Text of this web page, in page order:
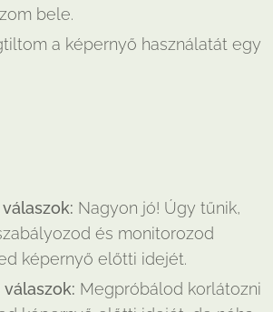
bele.
a képernyő használatát egy
Nagyon jó! Úgy tűnik,
és monitorozod
képernyő előtti idejét.
Megpróbálod korlátozni